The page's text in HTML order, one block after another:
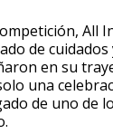
All
de cuidados
en su
una
de uno de